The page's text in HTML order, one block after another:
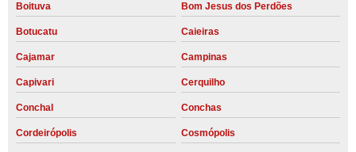
Boituva Bom Jesus dos Perdões
Botucatu Caieiras
Cajamar Campinas
Capivari Cerquilho
Conchal Conchas
Cordeirópolis Cosmópolis